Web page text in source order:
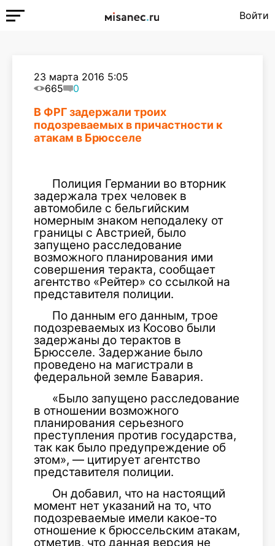
Войти
23 марта 2016 5:05
665
0
В ФРГ задержали троих
подозреваемых в причастности к
атакам в Брюсселе
Полиция Германии во вторник
задержала трех человек в
автомобиле с бельгийским
номерным знаком неподалеку от
границы с Австрией, было
запущено расследование
возможного планирования ими
совершения теракта, сообщает
агентство «Рейтер» со ссылкой на
представителя полиции.
По данным его данным, трое
подозреваемых из Косово были
задержаны до терактов в
Брюсселе. Задержание было
проведено на магистрали в
федеральной земле Бавария.
«Было запущено расследование
в отношении возможного
планирования серьезного
преступления против государства,
так как было предупреждение об
этом», — цитирует агентство
представителя полиции.
Он добавил, что на настоящий
момент нет указаний на то, что
подозреваемые имели какое-то
отношение к брюссельским атакам,
отметив, что данная версия не